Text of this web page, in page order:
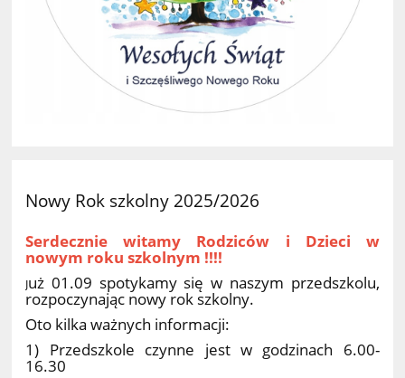
Nowy Rok szkolny 2025/2026
Serdecznie witamy Rodziców i Dzieci w
nowym roku szkolnym !!!!
Już 01.09 spotykamy się w naszym przedszkolu,
rozpoczynając nowy rok szkolny.
Oto kilka ważnych informacji:
1) Przedszkole czynne jest w godzinach 6.00-
16.30